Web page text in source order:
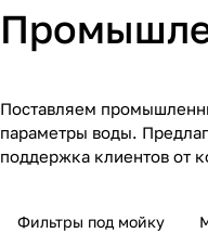
Поставляем
параметры воды.
поддержка клиентов от
Фильтры под мойку